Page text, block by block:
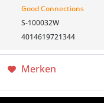
Good Connections
S-100032W
4014619721344
Merken